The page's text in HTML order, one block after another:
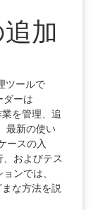
加
ツールで
ダーは
を管理、追
最新の使い
ースの入
およびテス
ンでは、
な方法を説